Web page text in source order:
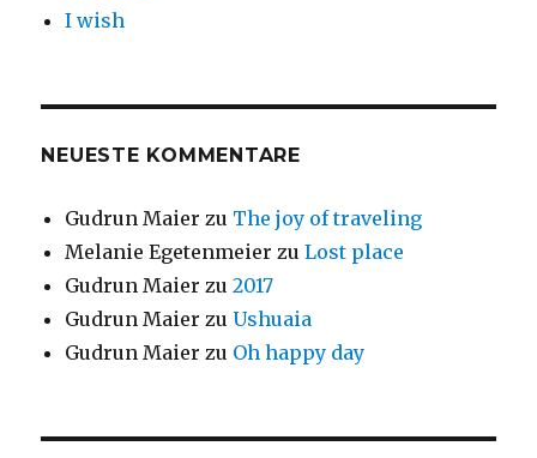
I wish
NEUESTE KOMMENTARE
Gudrun Maier zu The joy of traveling
Melanie Egetenmeier zuLost place
Gudrun Maier zu2017
Gudrun Maier zuUshuaia
Gudrun Maier zu Oh happy day